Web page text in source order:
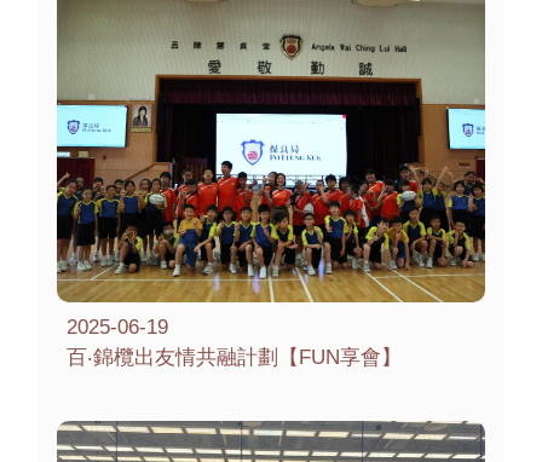
2025-06-19
百‧錦欖出友情共融計劃【FUN享會】